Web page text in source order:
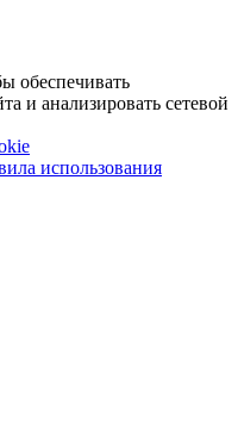
обеспечивать
и анализировать сетевой
использования